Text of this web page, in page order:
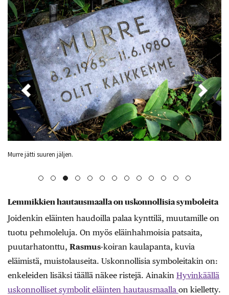
Murre jätti suuren jäljen.
Lemmikkien hautausmaalla on uskonnollisia symboleita
Joidenkin eläinten haudoilla palaa kynttilä, muutamille on
tuotu pehmoleluja. On myös eläinhahmoisia patsaita,
puutarhatonttu, Rasmus-koiran kaulapanta, kuvia
eläimistä, muistolauseita. Uskonnollisia symboleitakin on:
enkeleiden lisäksi täällä näkee ristejä. Ainakin Hyvinkäällä
uskonnolliset symbolit eläinten hautausmaalla on kielletty.